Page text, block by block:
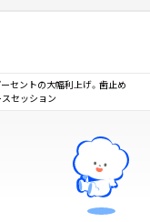
ーセントの大幅利上げ。歯止め
セッション